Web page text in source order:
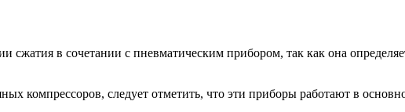
в сочетании с пневматическим прибором, так как она
компрессоров, следует отметить, что эти приборы работают в